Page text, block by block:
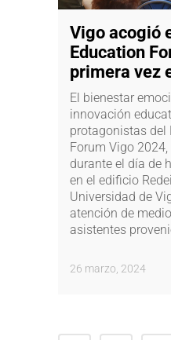
Vigo acogió
Education
primera vez
El bienestar
innovación
protagonistas del
Forum Vigo
durante el día de
en el edificio
Universidad de
atención de
asistentes
26 marzo, 2024